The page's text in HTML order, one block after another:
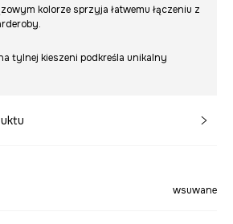
kolorze sprzyja łatwemu łączeniu z
tylnej kieszeni podkreśla unikalny
wsuwane